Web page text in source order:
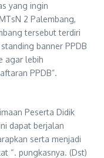
yang ingin
2 Palembang,
tersebut terdiri
banner PPDB
agar lebih
PPDB”.
Peserta Didik
dapat berjalan
serta menjadi
“. pungkasnya. (Dst)